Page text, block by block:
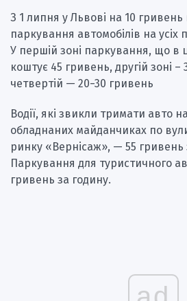
З 1 липня у Львові на 10
паркування автомобілів на усіх
У першій зоні паркування, що в
коштує 45 гривень, другій зоні –
четвертій — 20−30 гривень
Водії, які звикли тримати авто
обладнаних майданчиках по
ринку «Вернісаж», — 55 гривень
Паркування для туристичного
гривень за годину.